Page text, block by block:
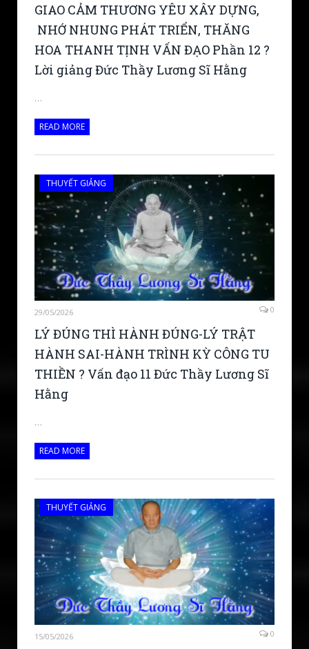
GIAO CẢM THƯƠNG YÊU XÂY DỰNG,
NHỚ NHUNG PHÁT TRIỂN, THĂNG
HOA THANH TỊNH VẤN ĐẠO Phần 12 ?
Lời giảng Đức Thầy Lương Sĩ Hằng
…
READ MORE
THUYẾT GIẢNG
29/05/2026 0
LÝ ĐÚNG THÌ HÀNH ĐÚNG-LÝ TRẬT
HÀNH SAI-HÀNH TRÌNH KỲ CÔNG TU
THIỀN ? Vấn đạo 11 Đức Thầy Lương Sĩ
Hằng
…
READ MORE
THUYẾT GIẢNG
15/05/2026 0